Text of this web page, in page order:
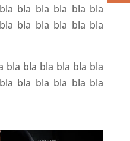
bla bla bla bla bla
bla bla bla bla bla
bla bla bla bla bla bla
bla bla bla bla bla